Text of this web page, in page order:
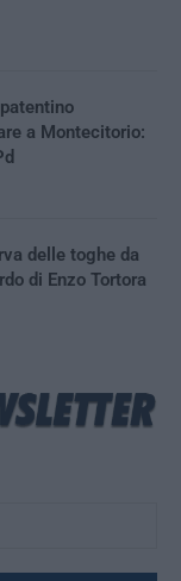
a Montecitorio:
delle toghe da
di Enzo Tortora